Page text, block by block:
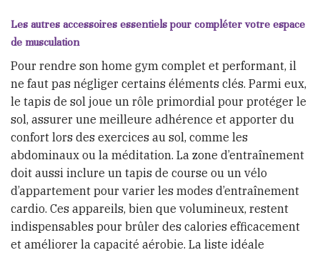
Les autres accessoires essentiels pour compléter votre espace
de musculation
Pour rendre son home gym complet et performant, il
ne faut pas négliger certains éléments clés. Parmi eux,
le tapis de sol joue un rôle primordial pour protéger le
sol, assurer une meilleure adhérence et apporter du
confort lors des exercices au sol, comme les
abdominaux ou la méditation. La zone d’entraînement
doit aussi inclure un tapis de course ou un vélo
d’appartement pour varier les modes d’entraînement
cardio. Ces appareils, bien que volumineux, restent
indispensables pour brûler des calories efficacement
et améliorer la capacité aérobie. La liste idéale